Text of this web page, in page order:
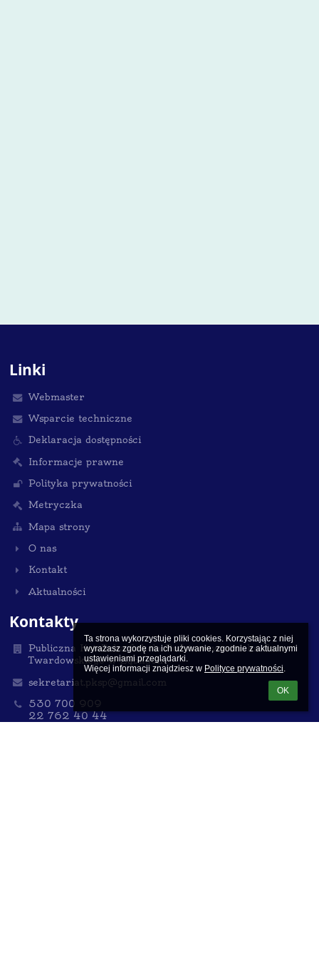
Ta strona wykorzystuje pliki cookies. Korzystając z niej
wyrażasz zgodę na ich używanie, zgodnie z aktualnymi
ustawieniami przeglądarki.
Więcej informacji znajdziesz w Polityce prywatności.
OK
Linki
Webmaster
Wsparcie techniczne
Deklaracja dostępności
Informacje prawne
Polityka prywatności
Metryczka
Mapa strony
O nas
Kontakt
Aktualności
Kontakty
Publiczna Katolicka Szkoła Podstawowa im. ks. Jana
Twardowskiego w Ząbkach
sekretariat.pksp@gmail.com
530 700 909
22 762 40 44